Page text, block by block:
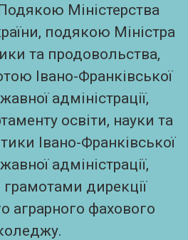
Міністерства
подякою Міністра
та продовольства,
Івано-Франківської
адміністрації,
освіти, науки та
Івано-Франківської
адміністрації,
дирекції
аграрного фахового